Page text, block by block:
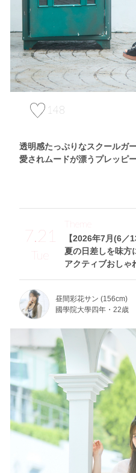
148
透明感たっぷりなスクールガ
愛されムードが漂うプレッピ
7.21
Tue
【2026年7月(6／
夏の日差しを味方
アクティブおしゃ
Theme
昼間彩花サン (156cm)
國學院大學四年・22歳